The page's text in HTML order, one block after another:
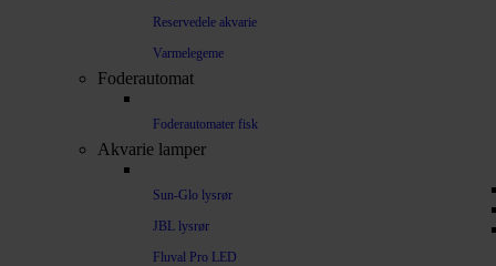
Reservedele akvarie
Varmelegeme
Foderautomat
Foderautomater fisk
Akvarie lamper
Sun-Glo lysrør
JBL lysrør
Fluval Pro LED